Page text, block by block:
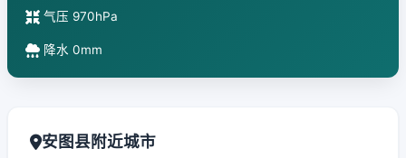
气压 970hPa
降水 0mm
安图县附近城市